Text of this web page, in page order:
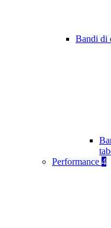
Bandi di
Performance 4